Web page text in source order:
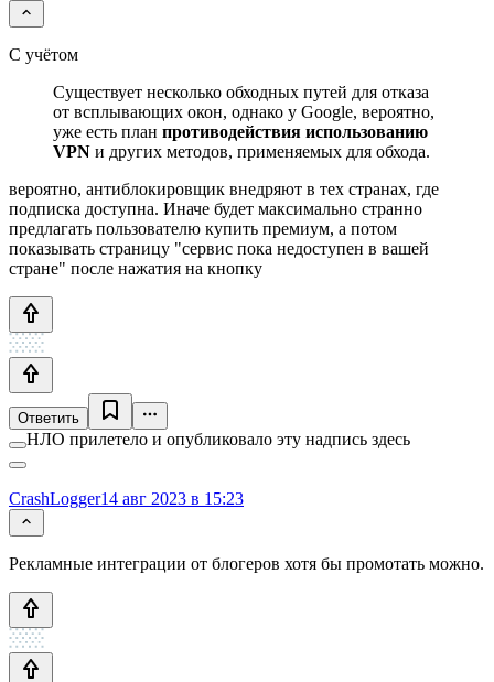
С учётом
Существует несколько обходных путей для отказа
от всплывающих окон, однако у Google, вероятно,
уже есть план противодействия использованию
VPN и других методов, применяемых для обхода.
вероятно, антиблокировщик внедряют в тех странах, где
подписка доступна. Иначе будет максимально странно
предлагать пользователю купить премиум, а потом
показывать страницу "сервис пока недоступен в вашей
стране" после нажатия на кнопку
Ответить
НЛО прилетело и опубликовало эту надпись здесь
CrashLogger14 авг 2023 в 15:23
Рекламные интеграции от блогеров хотя бы промотать можно.